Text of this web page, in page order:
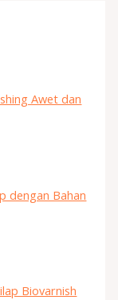
Awet dan
dengan Bahan
Biovarnish